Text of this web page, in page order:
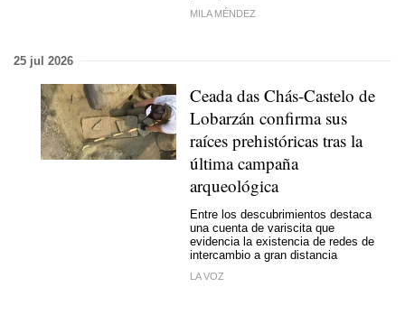
MILA MÉNDEZ
25 jul 2026
Ceada das Chás-Castelo de
Lobarzán confirma sus
raíces prehistóricas tras la
última campaña
arqueológica
Entre los descubrimientos destaca
una cuenta de variscita que
evidencia la existencia de redes de
intercambio a gran distancia
LA VOZ